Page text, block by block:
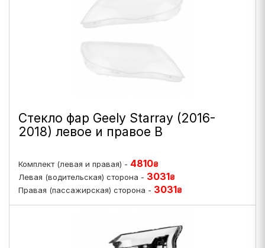
Стекло фар Geely Starray (2016-
2018) левое и правое B
Комплект (левая и правая) - 4810₴
Левая (водительская) сторона - 3031₴
Правая (пассажирская) сторона - 3031₴